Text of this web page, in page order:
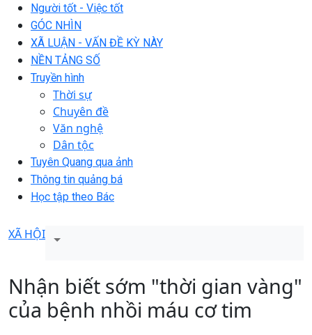
Người tốt - Việc tốt
GÓC NHÌN
XÃ LUẬN - VẤN ĐỀ KỲ NÀY
NỀN TẢNG SỐ
Truyền hình
Thời sự
Chuyên đề
Văn nghệ
Dân tộc
Tuyên Quang qua ảnh
Thông tin quảng bá
Học tập theo Bác
XÃ HỘI
Nhận biết sớm "thời gian vàng"
của bệnh nhồi máu cơ tim